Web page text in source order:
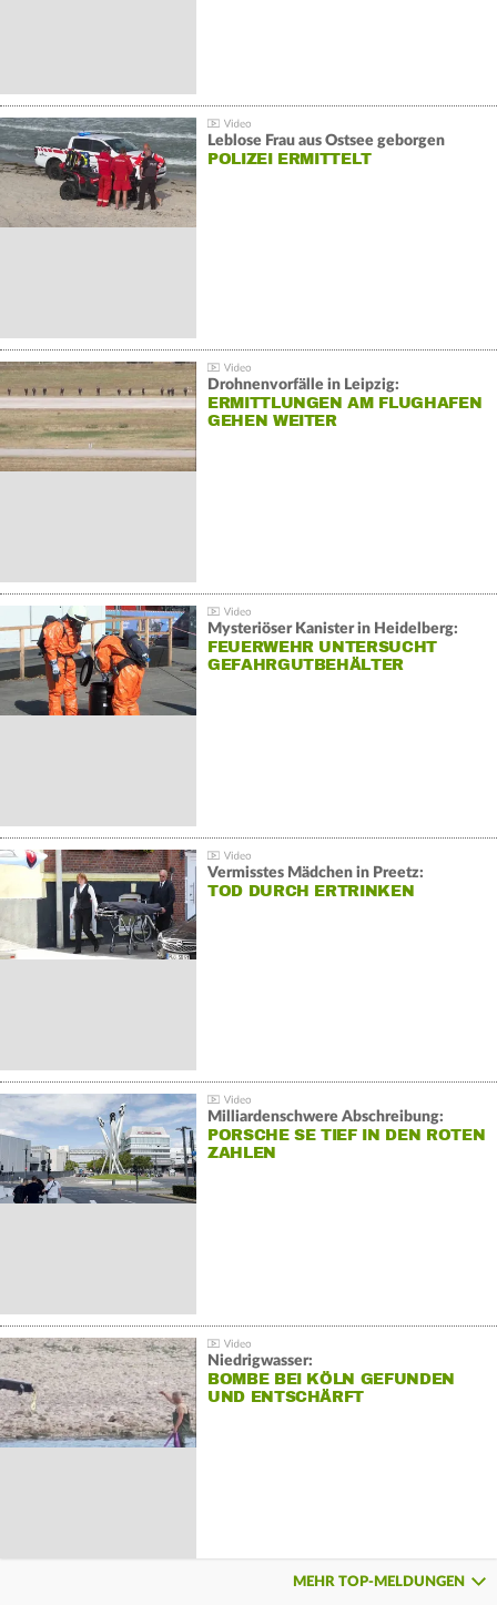
Leblose Frau aus Ostsee geborgen
POLIZEI ERMITTELT
Drohnenvorfälle in Leipzig:
ERMITTLUNGEN AM FLUGHAFEN
GEHEN WEITER
Mysteriöser Kanister in Heidelberg:
FEUERWEHR UNTERSUCHT
GEFAHRGUTBEHÄLTER
Vermisstes Mädchen in Preetz:
TOD DURCH ERTRINKEN
Milliardenschwere Abschreibung:
PORSCHE SE TIEF IN DEN ROTEN
ZAHLEN
Niedrigwasser:
BOMBE BEI KÖLN GEFUNDEN
UND ENTSCHÄRFT
MEHR TOP-MELDUNGEN